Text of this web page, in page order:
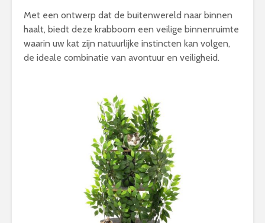
Met een ontwerp dat de buitenwereld naar binnen
haalt, biedt deze krabboom een veilige binnenruimte
waarin uw kat zijn natuurlijke instincten kan volgen,
de ideale combinatie van avontuur en veiligheid.